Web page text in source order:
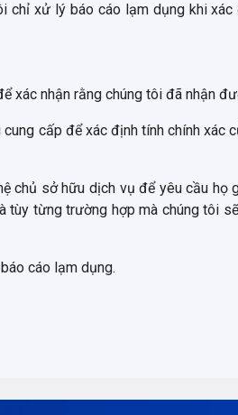
chỉ xử lý báo cáo lạm dụng khi
xác nhận rằng chúng tôi đã nhận
cấp để xác định tính chính xác
chủ sở hữu dịch vụ để yêu cầu họ
tùy từng trường hợp mà chúng tôi
cáo lạm dụng.